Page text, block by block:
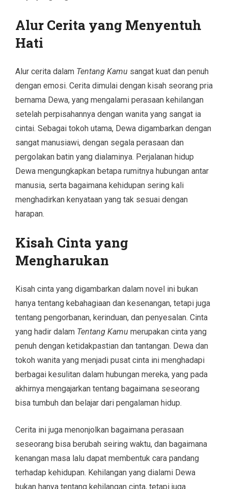
Alur Cerita yang Menyentuh
Hati
Alur cerita dalam Tentang Kamu sangat kuat dan penuh
dengan emosi. Cerita dimulai dengan kisah seorang pria
bernama Dewa, yang mengalami perasaan kehilangan
setelah perpisahannya dengan wanita yang sangat ia
cintai. Sebagai tokoh utama, Dewa digambarkan dengan
sangat manusiawi, dengan segala perasaan dan
pergolakan batin yang dialaminya. Perjalanan hidup
Dewa mengungkapkan betapa rumitnya hubungan antar
manusia, serta bagaimana kehidupan sering kali
menghadirkan kenyataan yang tak sesuai dengan
harapan.
Kisah Cinta yang
Mengharukan
Kisah cinta yang digambarkan dalam novel ini bukan
hanya tentang kebahagiaan dan kesenangan, tetapi juga
tentang pengorbanan, kerinduan, dan penyesalan. Cinta
yang hadir dalam Tentang Kamu merupakan cinta yang
penuh dengan ketidakpastian dan tantangan. Dewa dan
tokoh wanita yang menjadi pusat cinta ini menghadapi
berbagai kesulitan dalam hubungan mereka, yang pada
akhirnya mengajarkan tentang bagaimana seseorang
bisa tumbuh dan belajar dari pengalaman hidup.
Cerita ini juga menonjolkan bagaimana perasaan
seseorang bisa berubah seiring waktu, dan bagaimana
kenangan masa lalu dapat membentuk cara pandang
terhadap kehidupan. Kehilangan yang dialami Dewa
bukan hanya tentang kehilangan cinta, tetapi juga